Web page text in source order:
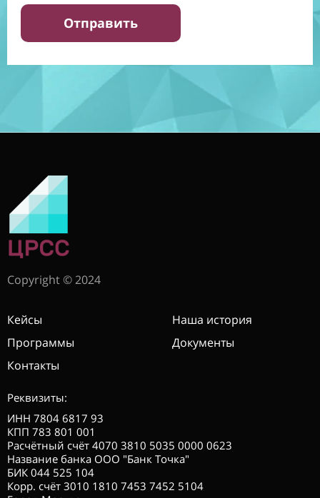
Отправить
Copyright © 2024
Кейсы
Программы
Контакты
Наша история
Документы
Реквизиты:
ИНН 7804 6817 93
КПП 783 801 001
Расчётный счёт 4070 3810 5035 0000 0623
Название банка ООО "Банк Точка"
БИК 044 525 104
Корр. счёт 3010 1810 7453 7452 5104